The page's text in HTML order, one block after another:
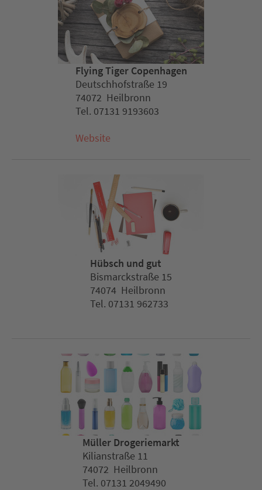
Flying Tiger Copenhagen
Deutschhofstraße 19
74072 Heilbronn
Tel. 07131 9193603
Website
Hübsch und gut
Bismarckstraße 15
74074 Heilbronn
Tel. 07131 962733
Müller Drogeriemarkt
Kilianstraße 11
74072 Heilbronn
Tel. 07131 2049490